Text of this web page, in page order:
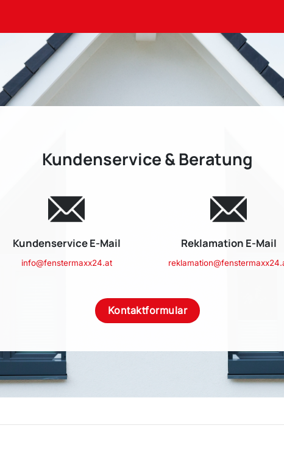
Kundenservice & Beratung
Kundenservice E-Mail
info@fenstermaxx24.at
Reklamation E-Mail
Kontaktformular